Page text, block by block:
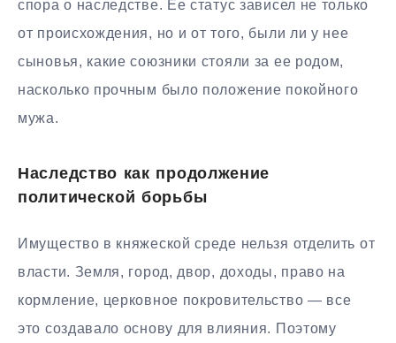
спора о наследстве. Ее статус зависел не только
от происхождения, но и от того, были ли у нее
сыновья, какие союзники стояли за ее родом,
насколько прочным было положение покойного
мужа.
Наследство как продолжение
политической борьбы
Имущество в княжеской среде нельзя отделить от
власти. Земля, город, двор, доходы, право на
кормление, церковное покровительство — все
это создавало основу для влияния. Поэтому